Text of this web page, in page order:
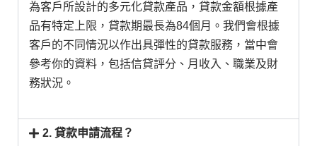
為客戶所設計的多元化貸款產品，貸款金額根據產
品有特定上限，貸款期最長為84個月。我們會根據
客戶的不同情況以作出具彈性的貸款服務，當中會
參考你的資料，包括信貸評分、月收入、職業及財
務狀況。
2. 貸款申請流程？